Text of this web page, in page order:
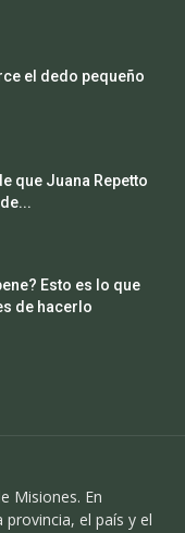
el dedo pequeño
que Juana Repetto
Esto es lo que
de hacerlo
Misiones. En
el país y el